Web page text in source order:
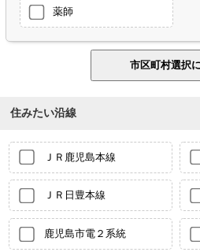
薬師
住みたい沿線
ＪＲ鹿児島本線
ＪＲ日豊本線
鹿児島市電２系統